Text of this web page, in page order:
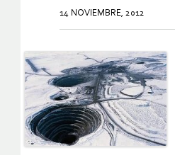
14 NOVIEMBRE, 2012